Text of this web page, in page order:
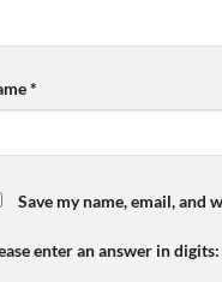
*
Save my name, email,
enter an answer in digits: